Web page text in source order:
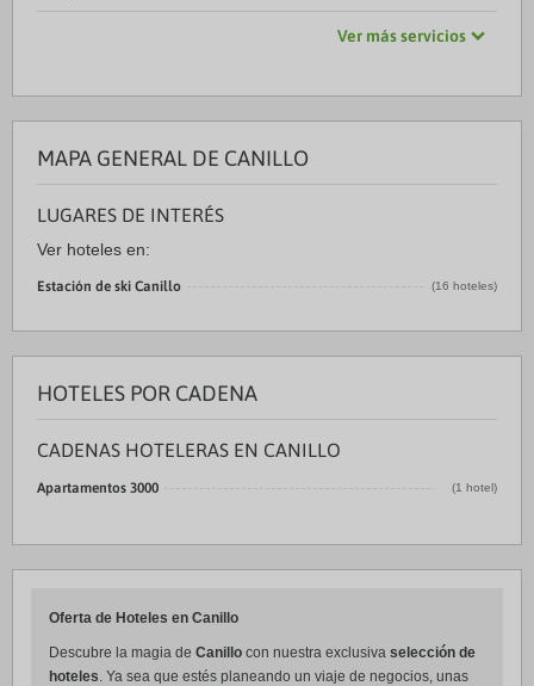
Ver más servicios
MAPA GENERAL DE CANILLO
LUGARES DE INTERÉS
Ver hoteles en:
Estación de ski Canillo (16 hoteles)
HOTELES POR CADENA
CADENAS HOTELERAS EN CANILLO
Apartamentos 3000 (1 hotel)
Oferta de Hoteles en Canillo
Descubre la magia de Canillo con nuestra exclusiva selección de
hoteles. Ya sea que estés planeando un viaje de negocios, unas